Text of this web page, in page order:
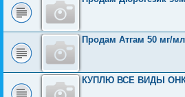
Продам Атгам 50 мг/мл
КУПЛЮ ВСЕ ВИДЫ